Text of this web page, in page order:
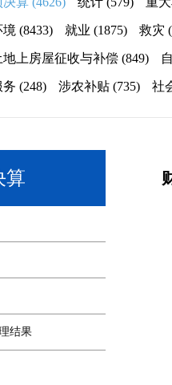
境 (8433) 就业 (1875) 救灾
地上房屋征收与补偿 (849)
务 (248) 涉农补贴 (735) 社
算
结果